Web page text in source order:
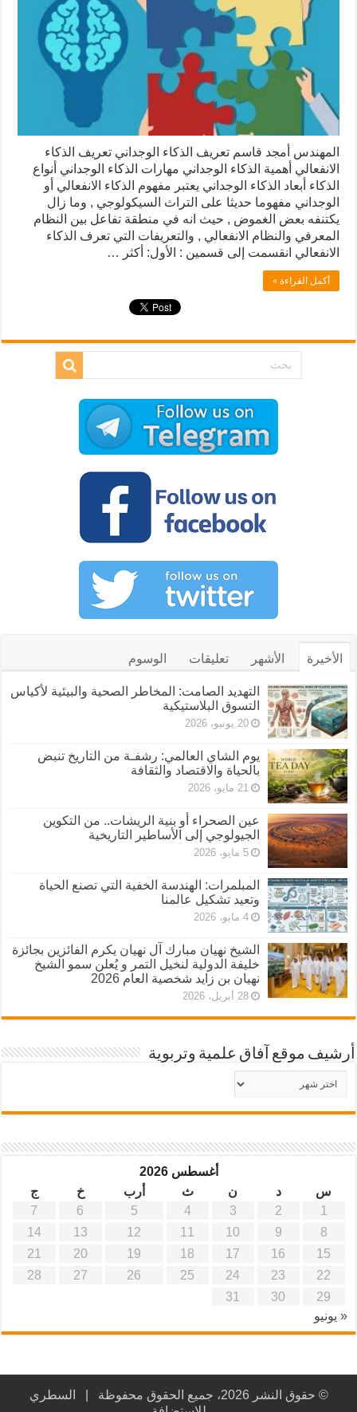
المهندس أمجد قاسم تعريف الذكاء الوجداني تعريف الذكاء
الانفعالي أهمية الذكاء الوجداني مهارات الذكاء الوجداني أنواع
الذكاء أبعاد الذكاء الوجداني يعتبر مفهوم الذكاء الانفعالي أو
الوجداني مفهوما حديثا على التراث السيكولوجي , وما زال
يكتنفه بعض الغموض , حيث انه في منطقة تفاعل بين النظام
المعرفي والنظام الانفعالي , والتعريفات التي تعرف الذكاء
الانفعالي انقسمت إلى قسمين : الأول: أكثر …
أكمل القراءة »
الأخيرة الأشهر تعليقات الوسوم
التهديد الصامت: المخاطر الصحية والبيئية لأكياس
التسوق البلاستيكية
20 يونيو، 2026
يوم الشاي العالمي: رشفـة من التاريخ تنبض
بالحياة والاقتصاد والثقافة
21 مايو، 2026
عين الصحراء أو بنية الريشات.. من التكوين
الجيولوجي إلى الأساطير التاريخية
5 مايو، 2026
المبلمرات: الهندسة الخفية التي تصنع الحياة
وتعيد تشكيل عالمنا
4 مايو، 2026
الشيخ نهيان مبارك آل نهيان يكرم الفائزين بجائزة
خليفة الدولية لنخيل التمر و يُعلن سمو الشيخ
نهيان بن زايد شخصية العام 2026
28 أبريل، 2026
أرشيف موقع آفاق علمية وتربوية
أرشيف
موقع
آفاق
أغسطس 2026
س
د ن ث أرب خ
ج
1
2
3
4
5
6
7
8
9
10
11
12
13
14
15
16
17
18
19
20
21
22
23
24
25
26
27
28
29
30
31
« يونيو
© حقوق النشر 2026، جميع الحقوق محفوظة |
السطري